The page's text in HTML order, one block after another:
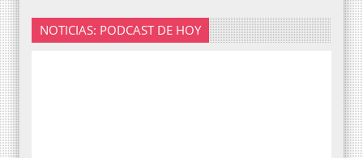
NOTICIAS: PODCAST DE HOY